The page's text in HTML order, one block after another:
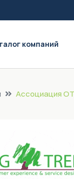
компаний
Ассоциация